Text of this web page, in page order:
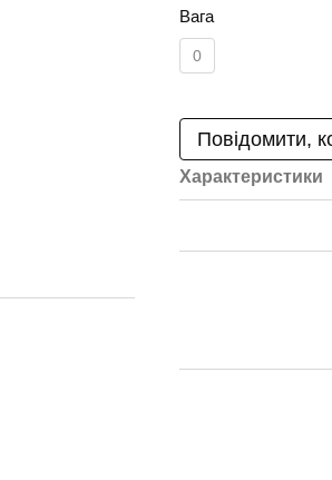
Вага
0
Повідомити,
Характеристики